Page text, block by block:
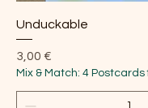
Unduckable
Preis
3,00 €
Mix & Match: 4 Postcards